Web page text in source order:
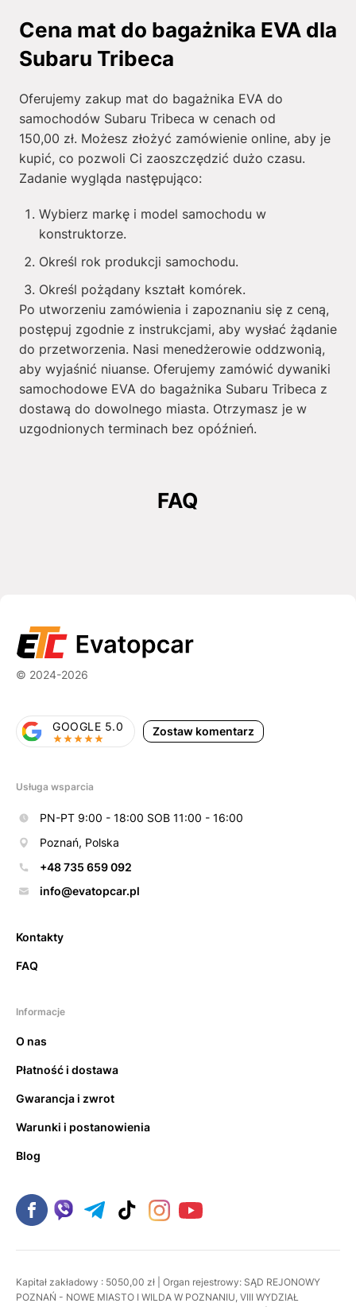
Cena mat do bagażnika EVA dla
Subaru Tribeca
Oferujemy zakup mat do bagażnika EVA do
samochodów Subaru Tribeca w cenach od
150,00 zł. Możesz złożyć zamówienie online, aby je
kupić, co pozwoli Ci zaoszczędzić dużo czasu.
Zadanie wygląda następująco:
Wybierz markę i model samochodu w
konstruktorze.
Określ rok produkcji samochodu.
Określ pożądany kształt komórek.
Po utworzeniu zamówienia i zapoznaniu się z ceną,
postępuj zgodnie z instrukcjami, aby wysłać żądanie
do przetworzenia. Nasi menedżerowie oddzwonią,
aby wyjaśnić niuanse. Oferujemy zamówić dywaniki
samochodowe EVA do bagażnika Subaru Tribeca z
dostawą do dowolnego miasta. Otrzymasz je w
uzgodnionych terminach bez opóźnień.
FAQ
© 2024-2026
Zostaw komentarz
GOOGLE 5.0
Usługa wsparcia
PN-PT 9:00 - 18:00 SOB 11:00 - 16:00
Poznań, Polska
+48 735 659 092
info@evatopcar.pl
Kontakty
FAQ
Informacje
O nas
Płatność i dostawa
Gwarancja i zwrot
Warunki i postanowienia
Blog
Kapitał zakładowy : 5050,00 zł | Organ rejestrowy: SĄD REJONOWY
POZNAŃ - NOWE MIASTO I WILDA W POZNANIU, VIII WYDZIAŁ